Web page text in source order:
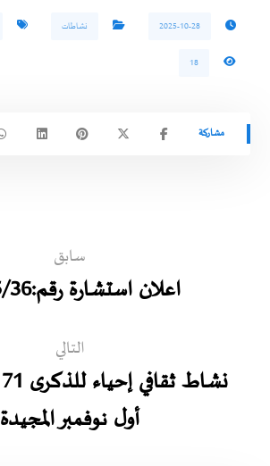
2025-10-28 نشاطات
18
سابق
اعلان استشارة رقم:2025/36
التالي
أول نوفمبر المجيدة